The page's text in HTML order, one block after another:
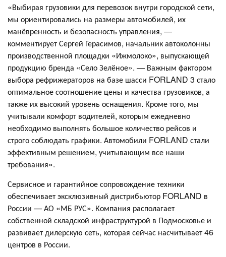
«Выбирая грузовики для перевозок внутри городской сети,
мы ориентировались на размеры автомобилей, их
манёвренность и безопасность управления, —
комментирует Сергей Герасимов, начальник автоколонны
производственной площадки «Ижмолоко», выпускающей
продукцию бренда «Село Зелёное». — Важным фактором
выбора рефрижераторов на базе шасси FORLAND 3 стало
оптимальное соотношение цены и качества грузовиков, а
также их высокий уровень оснащения. Кроме того, мы
учитывали комфорт водителей, которым ежедневно
необходимо выполнять большое количество рейсов и
строго соблюдать графики. Автомобили FORLAND стали
эффективным решением, учитывающим все наши
требования».
Сервисное и гарантийное сопровождение техники
обеспечивает эксклюзивный дистрибьютор FORLAND в
России — АО «МБ РУС». Компания располагает
собственной складской инфраструктурой в Подмосковье и
развивает дилерскую сеть, которая сейчас насчитывает 46
центров в России.